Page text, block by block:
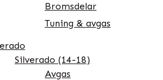
Bromsdelar
Tuning & avgas
Silverado (14-18)
Avgas